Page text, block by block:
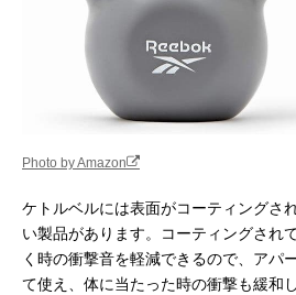
Photo by Amazon
ケトルベルには表面がコーティングさ
い製品があります。コーティングされ
く時の衝撃音を軽減できるので、アパ
て使え、体に当たった時の衝撃も緩和し